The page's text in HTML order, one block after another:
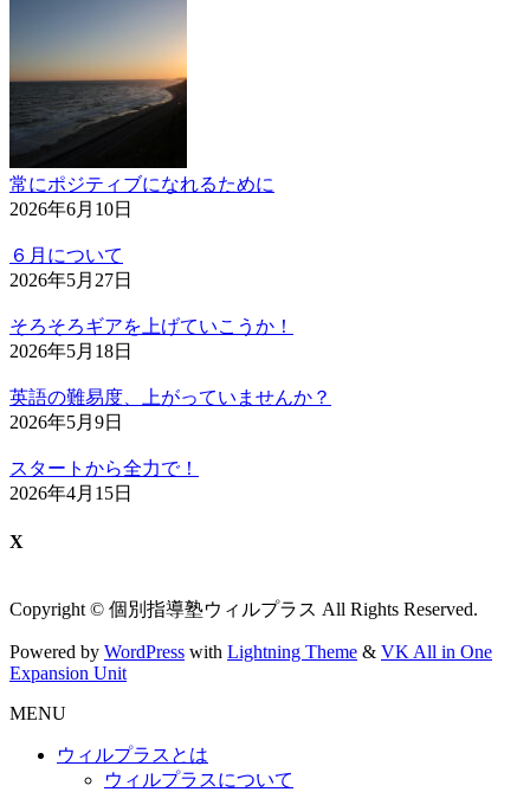
常にポジティブになれるために
2026年6月10日
６月について
2026年5月27日
そろそろギアを上げていこうか！
2026年5月18日
英語の難易度、上がっていませんか？
2026年5月9日
スタートから全力で！
2026年4月15日
X
Copyright © 個別指導塾ウィルプラス All Rights Reserved.
Powered by WordPress with Lightning Theme & VK All in One
Expansion Unit
MENU
ウィルプラスとは
ウィルプラスについて